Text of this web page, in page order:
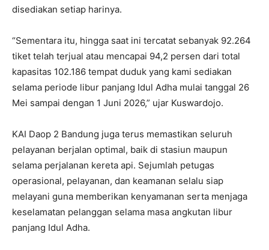
disediakan setiap harinya.
“Sementara itu, hingga saat ini tercatat sebanyak 92.264
tiket telah terjual atau mencapai 94,2 persen dari total
kapasitas 102.186 tempat duduk yang kami sediakan
selama periode libur panjang Idul Adha mulai tanggal 26
Mei sampai dengan 1 Juni 2026,” ujar Kuswardojo.
KAI Daop 2 Bandung juga terus memastikan seluruh
pelayanan berjalan optimal, baik di stasiun maupun
selama perjalanan kereta api. Sejumlah petugas
operasional, pelayanan, dan keamanan selalu siap
melayani guna memberikan kenyamanan serta menjaga
keselamatan pelanggan selama masa angkutan libur
panjang Idul Adha.